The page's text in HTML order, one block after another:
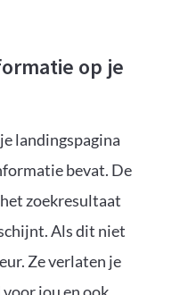
op je
landingspagina
bevat. De
zoekresultaat
Als dit niet
Ze verlaten je